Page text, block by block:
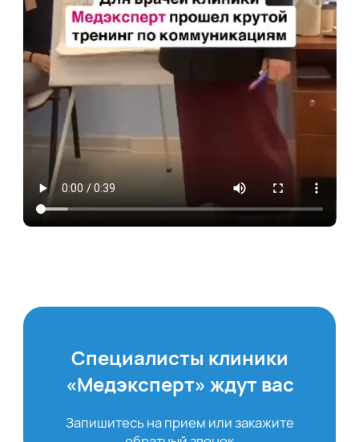
Специалисты клиники
«Медэксперт» ждут вас
Запишитесь на прием или закажите